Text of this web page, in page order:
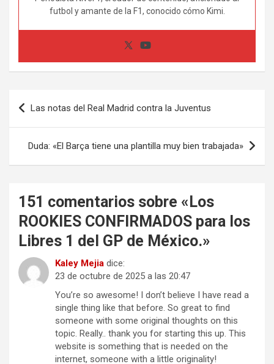
futbol y amante de la F1, conocido cómo Kimi.
Navegación
de
entradas
Las notas del Real Madrid contra la Juventus
Duda: «El Barça tiene una plantilla muy bien trabajada»
151 comentarios sobre « Los
ROOKIES CONFIRMADOS para los
Libres 1 del GP de México.»
Kaley Mejia dice:
23 de octubre de 2025 a las 20:47
You’re so awesome! I don’t believe I have read a
single thing like that before. So great to find
someone with some original thoughts on this
topic. Really.. thank you for starting this up. This
website is something that is needed on the
internet, someone with a little originality!